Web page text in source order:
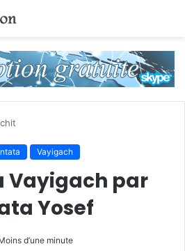
Vayigach
Vayigach par
Yosef
d’une minute